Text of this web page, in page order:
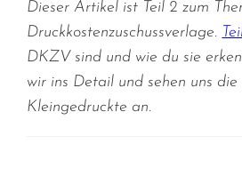
Dieser Artikel ist Teil 2 zum
Druckkostenzuschussverlage.
DKZV sind und wie du sie
wir ins Detail und sehen uns
Kleingedruckte an.